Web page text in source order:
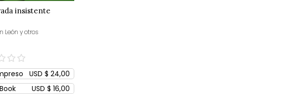
insistente
León y otros
USD $ 24,00
USD $ 16,00